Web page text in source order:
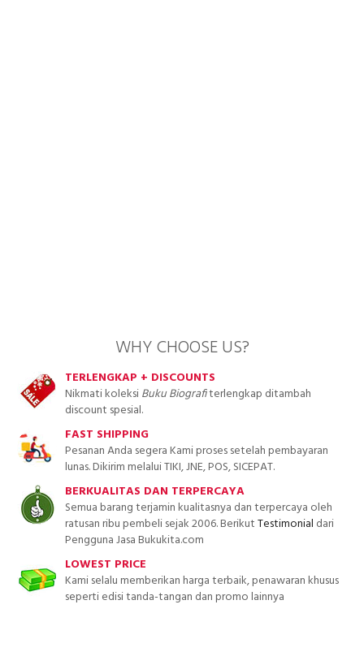
WHY CHOOSE US?
TERLENGKAP + DISCOUNTS
Nikmati koleksiBuku Biografiterlengkap ditambah
discount spesial.
FAST SHIPPING
Pesanan Anda segera Kami proses setelah pembayaran
lunas. Dikirim melalui TIKI, JNE, POS, SICEPAT.
BERKUALITAS DAN TERPERCAYA
Semua barang terjamin kualitasnya dan terpercaya oleh
ratusan ribu pembeli sejak 2006. BerikutTestimonial dari
Pengguna Jasa Bukukita.com
LOWEST PRICE
Kami selalu memberikan harga terbaik, penawaran khusus
seperti edisi tanda-tangan dan promo lainnya